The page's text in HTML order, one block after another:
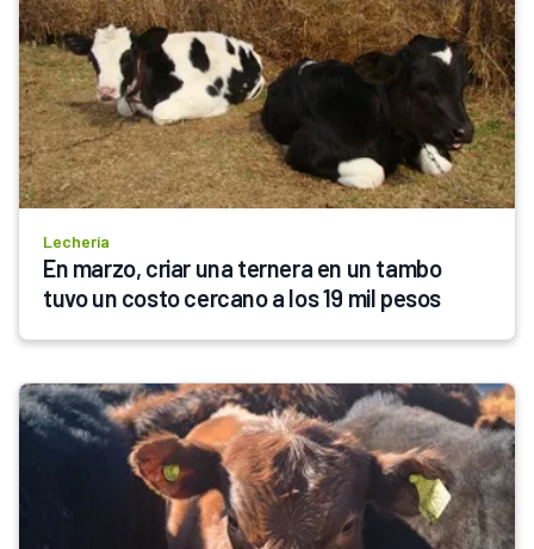
Lechería
En marzo, criar una ternera en un tambo
tuvo un costo cercano a los 19 mil pesos